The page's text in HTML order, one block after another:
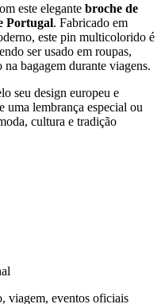
este elegante broche de
Portugal. Fabricado em
este pin multicolorido é
ser usado em roupas,
na bagagem durante viagens.
seu design europeu e
uma lembrança especial ou
cultura e tradição
viagem, eventos oficiais